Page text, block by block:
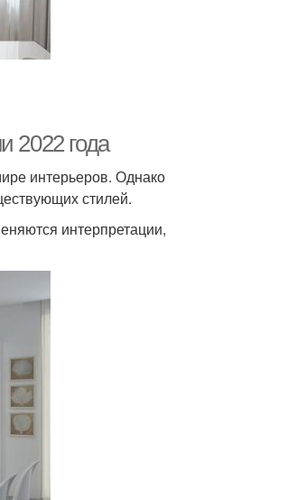
2022 года
интерьеров. Однако
стилей.
интерпретации,